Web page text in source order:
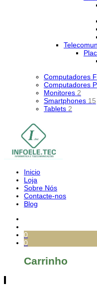
Computadores
Computadores
Monitores 2
Smartphones 15
Tablets 2
Inicio
Loja
Sobre Nós
Contacte-nos
Blog
0
0
Carrinho